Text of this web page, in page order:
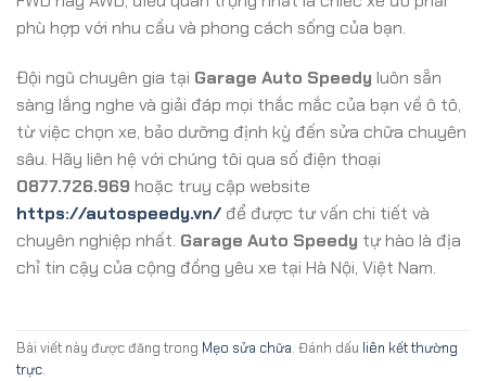
phù hợp với nhu cầu và phong cách sống của bạn.
Đội ngũ chuyên gia tại Garage Auto Speedy luôn sẵn
sàng lắng nghe và giải đáp mọi thắc mắc của bạn về ô tô,
từ việc chọn xe, bảo dưỡng định kỳ đến sửa chữa chuyên
sâu. Hãy liên hệ với chúng tôi qua số điện thoại
0877.726.969 hoặc truy cập website
https://autospeedy.vn/để được tư vấn chi tiết và
chuyên nghiệp nhất. Garage Auto Speedy tự hào là địa
chỉ tin cậy của cộng đồng yêu xe tại Hà Nội, Việt Nam.
Bài viết này được đăng trong Mẹo sửa chữa. Đánh dấu liên kết thường
trực.